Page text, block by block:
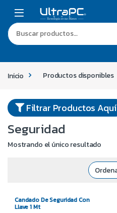
Inicio Productos disponibles
Filtrar Productos Aquí
Seguridad
Mostrando el único resultado
Candado De Seguridad Con
Llave 1 Mt